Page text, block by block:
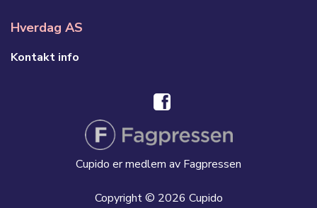
Hverdag AS
Kontakt info
Cupido er medlem av Fagpressen
Copyright © 2026 Cupido